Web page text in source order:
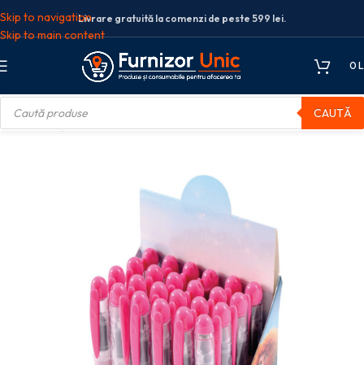
Skip to navigation
Skip to main content
Livrare gratuită la comenzi de peste 599 lei.
0
CAUTĂ
Rechizite școlare